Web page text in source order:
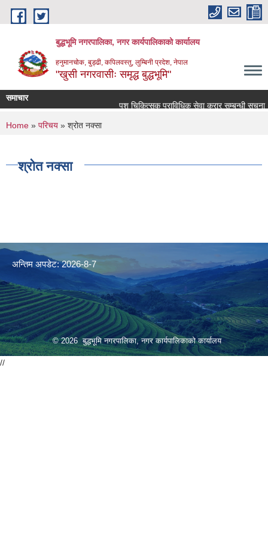
Skip to main content
बुद्धभूमि नगरपालिका, नगर कार्यपालिकाको कार्यालय
हनुमानचोक, बुड्ढी, कपिलवस्तु, लुम्बिनी प्रदेश, नेपाल
"खुसी नगरवासीः समृद्ध बुद्धभूमि"
समाचार
पशु चिकित्सक प्राविधिक सेवा करार सम्बन्धी सूचना !
You are here
Home » परिचय » श्रोत नक्सा
श्रोत नक्सा
अन्तिम अपडेट: 2026-8-7
© 2026 बुद्धभूमि नगरपालिका, नगर कार्यपालिकाको कार्यालय
//